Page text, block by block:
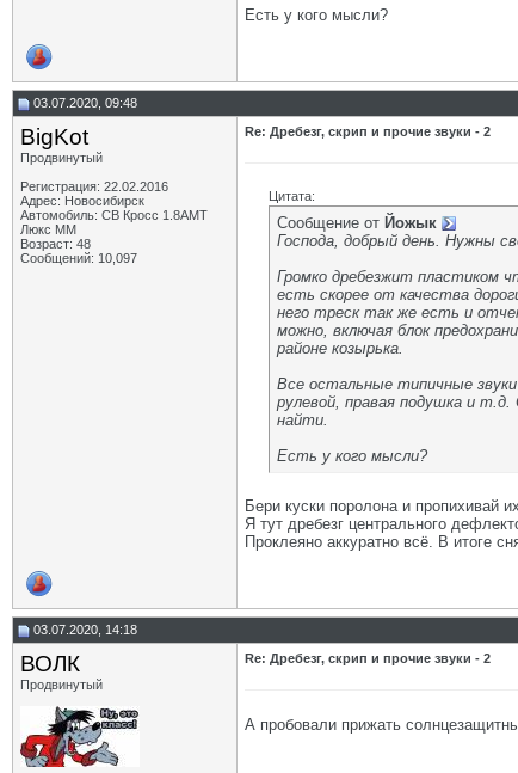
Есть у кого мысли?
03.07.2020, 09:48
BigKot
Продвинутый
Регистрация: 22.02.2016
Адрес: Новосибирск
Автомобиль: СВ Кросс 1.8АМТ
Люкс ММ
Возраст: 48
Сообщений: 10,097
Re: Дребезг, скрип и прочие звуки - 2
Цитата:
Сообщение от Йожык
Господа, добрый день. Нужны
Громко дребезжит пластиком
есть скорее от качества
него треск так же есть и
можно, включая блок
районе козырька.
Все остальные типичные звуки
рулевой, правая подушка и
найти.
Есть у кого мысли?
Бери куски поролона и пропихивай
Я тут дребезг центрального
Проклеяно аккуратно всё. В итоге
03.07.2020, 14:18
ВОЛК
Продвинутый
Re: Дребезг, скрип и прочие звуки - 2
А пробовали прижать